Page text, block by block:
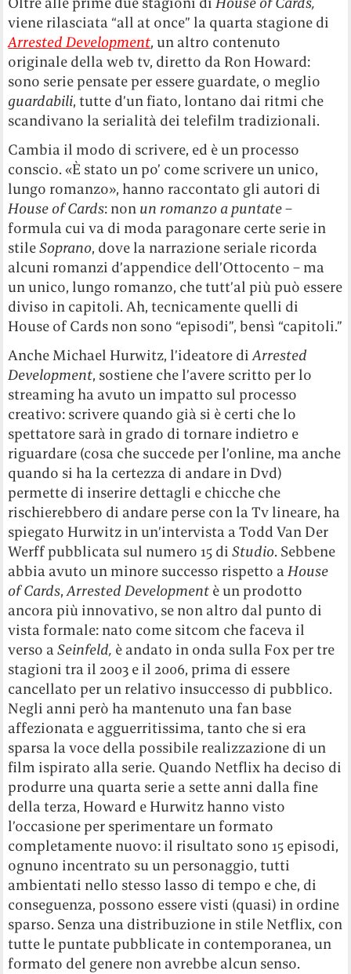
viene rilasciata “all at once” la quarta stagione di
Arrested Development, un altro contenuto
originale della web tv, diretto da Ron Howard:
sono serie pensate per essere guardate, o meglio
guardabili, tutte d’un fiato, lontano dai ritmi che
scandivano la serialità dei telefilm tradizionali.
Cambia il modo di scrivere, ed è un processo
conscio. «È stato un po’ come scrivere un unico,
lungo romanzo», hanno raccontato gli autori di
House of Cards: non un romanzo a puntate–
formula cui va di moda paragonare certe serie in
stileSoprano, dove la narrazione seriale ricorda
alcuni romanzi d’appendice dell’Ottocento – ma
un unico, lungo romanzo, che tutt’al più può essere
diviso in capitoli. Ah, tecnicamente quelli di
House of Cards non sono “episodi”, bensì “capitoli.”
Anche Michael Hurwitz, l’ideatore diArrested
Development, sostiene che l’avere scritto per lo
streaming ha avuto un impatto sul processo
creativo: scrivere quando già si è certi che lo
spettatore sarà in grado di tornare indietro e
riguardare (cosa che succede per l’online, ma anche
quando si ha la certezza di andare in Dvd)
permette di inserire dettagli e chicche che
rischierebbero di andare perse con la Tv lineare, ha
spiegato Hurwitz in un’intervista a Todd Van Der
Werff pubblicata sul numero 15 diStudio. Sebbene
abbia avuto un minore successo rispetto aHouse
of Cards,Arrested Development è un prodotto
ancora più innovativo, se non altro dal punto di
vista formale: nato come sitcom che faceva il
verso aSeinfeld, è andato in onda sulla Fox per tre
stagioni tra il 2003 e il 2006, prima di essere
cancellato per un relativo insuccesso di pubblico.
Negli anni però ha mantenuto una fan base
affezionata e agguerritissima, tanto che si era
sparsa la voce della possibile realizzazione di un
film ispirato alla serie. Quando Netflix ha deciso di
produrre una quarta serie a sette anni dalla fine
della terza, Howard e Hurwitz hanno visto
l’occasione per sperimentare un formato
completamente nuovo: il risultato sono 15 episodi,
ognuno incentrato su un personaggio, tutti
ambientati nello stesso lasso di tempo e che, di
conseguenza, possono essere visti (quasi) in ordine
sparso. Senza una distribuzione in stile Netflix, con
tutte le puntate pubblicate in contemporanea, un
formato del genere non avrebbe alcun senso.